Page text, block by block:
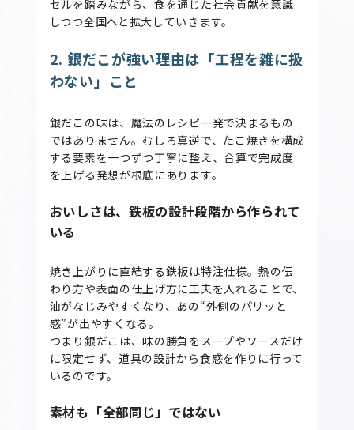
セルを踏みながら、食を通じた社会貢献を意識
しつつ全国へと拡大していきます。
2. 銀だこが強い理由は「工程を雑に扱
わない」こと
銀だこの味は、魔法のレシピ一発で決まるもの
ではありません。むしろ真逆で、たこ焼きを構成
する要素を一つずつ丁寧に整え、合算で完成度
を上げる発想が根底にあります。
おいしさは、鉄板の設計段階から作られて
いる
焼き上がりに直結する鉄板は特注仕様。熱の伝
わり方や表面の仕上げ方に工夫を入れることで、
油がなじみやすくなり、あの“外側のパリッと
感”が出やすくなる。
つまり銀だこは、味の勝負をスープやソースだけ
に限定せず、道具の設計から食感を作りに行って
いるのです。
素材も「全部同じ」ではない